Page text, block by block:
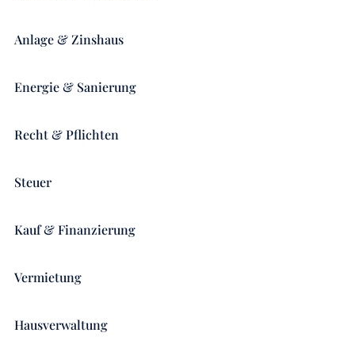
Anlage & Zinshaus
Energie & Sanierung
Recht & Pflichten
Steuer
Kauf & Finanzierung
Vermietung
Hausverwaltung